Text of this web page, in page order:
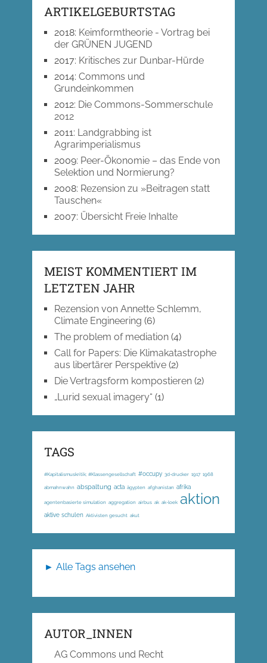
ARTIKELGEBURTSTAG
2018: Keimformtheorie - Vortrag bei
der GRÜNEN JUGEND
2017: Kritisches zur Dunbar-Hürde
2014: Commons und
Grundeinkommen
2012: Die Commons-Sommerschule
2012
2011: Landgrabbing ist
Agrarimperialismus
2009: Peer-Ökonomie – das Ende von
Selektion und Normierung?
2008: Rezension zu »Beitragen statt
Tauschen«
2007: Übersicht Freie Inhalte
MEIST KOMMENTIERT IM
LETZTEN JAHR
Rezension von Annette Schlemm,
Climate Engineering (6)
The problem of mediation(4)
Call for Papers: Die Klimakatastrophe
aus libertärer Perspektive(2)
Die Vertragsform kompostieren(2)
„Lurid sexual imagery“ (1)
TAGS
#Kapitalismuskritik; #Klassengesellschaft #occupy 3d-drucker 1917 1968
abmahnwahn abspaltung acta ägypten afghanistan afrika
agentenbasierte simulation aggregation airbus ak ak-loek aktion
aktive schulen Aktivisten gesucht akut
► Alle Tags ansehen
AUTOR_INNEN
AG Commons und Recht